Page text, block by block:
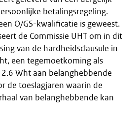
betalingsregeling.
O/GS-kwalificatie is geweest.
de Commissie UHT om in dit
van de hardheidsclausule in
een tegemoetkoming als
Wht aan belanghebbende
de toeslagjaren waarin de
van belanghebbende kan